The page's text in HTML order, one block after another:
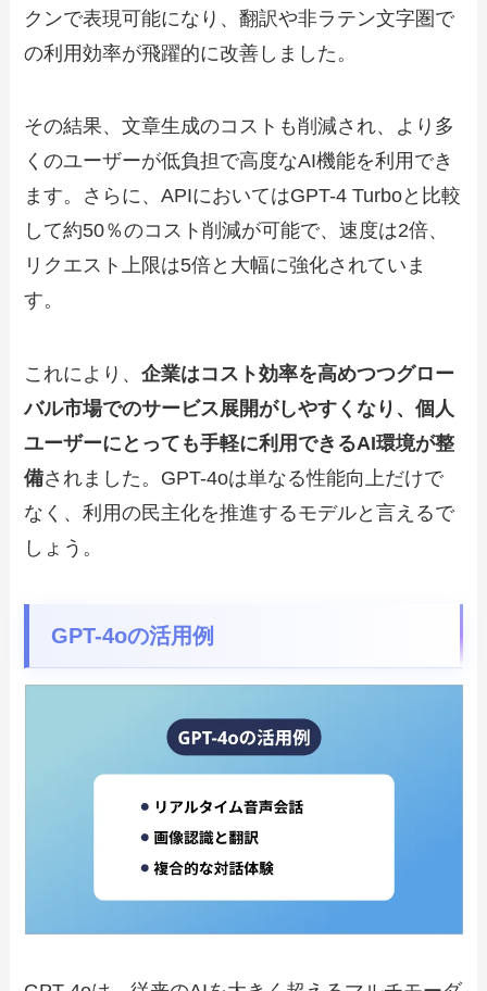
クンで表現可能になり、翻訳や非ラテン文字圏で
の利用効率が飛躍的に改善しました。
その結果、文章生成のコストも削減され、より多
くのユーザーが低負担で高度なAI機能を利用でき
ます。さらに、APIにおいてはGPT-4 Turboと比較
して約50％のコスト削減が可能で、速度は2倍、
リクエスト上限は5倍と大幅に強化されていま
す。
これにより、企業はコスト効率を高めつつグロー
バル市場でのサービス展開がしやすくなり、個人
ユーザーにとっても手軽に利用できるAI環境が整
備されました。GPT-4oは単なる性能向上だけで
なく、利用の民主化を推進するモデルと言えるで
しょう。
GPT-4oの活用例